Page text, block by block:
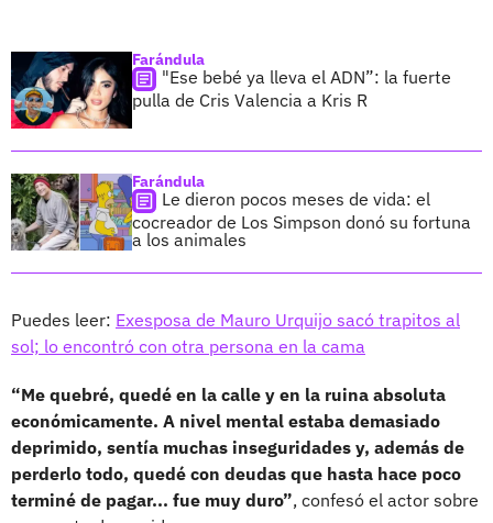
Farándula
"Ese bebé ya lleva el ADN”: la fuerte
pulla de Cris Valencia a Kris R
Farándula
Le dieron pocos meses de vida: el
cocreador de Los Simpson donó su fortuna
a los animales
Puedes leer: Exesposa de Mauro Urquijo sacó trapitos al
sol; lo encontró con otra persona en la cama
“Me quebré, quedé en la calle y en la ruina absoluta
económicamente. A nivel mental estaba demasiado
deprimido, sentía muchas inseguridades y, además de
perderlo todo, quedé con deudas que hasta hace poco
terminé de pagar... fue muy duro”, confesó el actor sobre